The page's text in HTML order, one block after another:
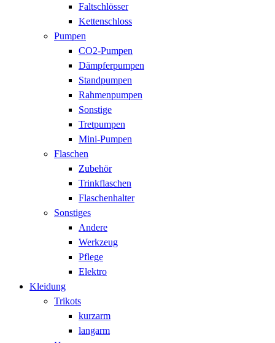
Faltschlösser
Kettenschloss
Pumpen
CO2-Pumpen
Dämpferpumpen
Standpumpen
Rahmenpumpen
Sonstige
Tretpumpen
Mini-Pumpen
Flaschen
Zubehör
Trinkflaschen
Flaschenhalter
Sonstiges
Andere
Werkzeug
Pflege
Elektro
Kleidung
Trikots
kurzarm
langarm